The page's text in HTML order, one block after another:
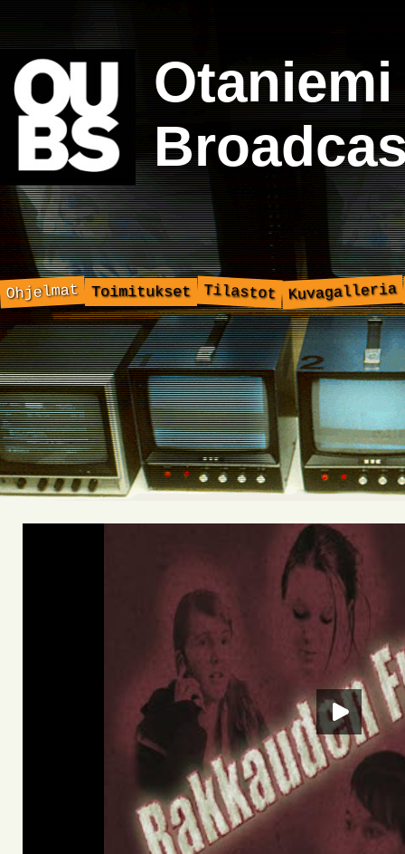
Ohjelmat Toimitukset Tilastot Kuvagalleria